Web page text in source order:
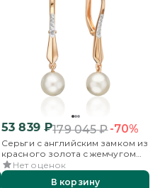
53 839₽179 045₽-70%
Серьги с английским замком из
красного золота с жемчугом
культивированным и
фианитами
Нет оценок
В корзину